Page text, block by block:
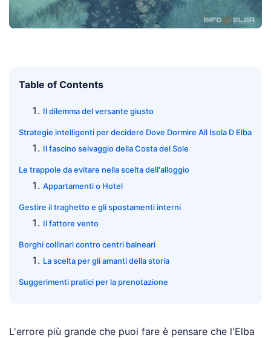
Table of Contents
Il dilemma del versante giusto
Strategie intelligenti per decidere Dove Dormire All Isola D Elba
Il fascino selvaggio della Costa del Sole
Le trappole da evitare nella scelta dell'alloggio
Appartamenti o Hotel
Gestire il traghetto e gli spostamenti interni
Il fattore vento
Borghi collinari contro centri balneari
La scelta per gli amanti della storia
Suggerimenti pratici per la prenotazione
L'errore più grande che puoi fare è pensare che l'Elba